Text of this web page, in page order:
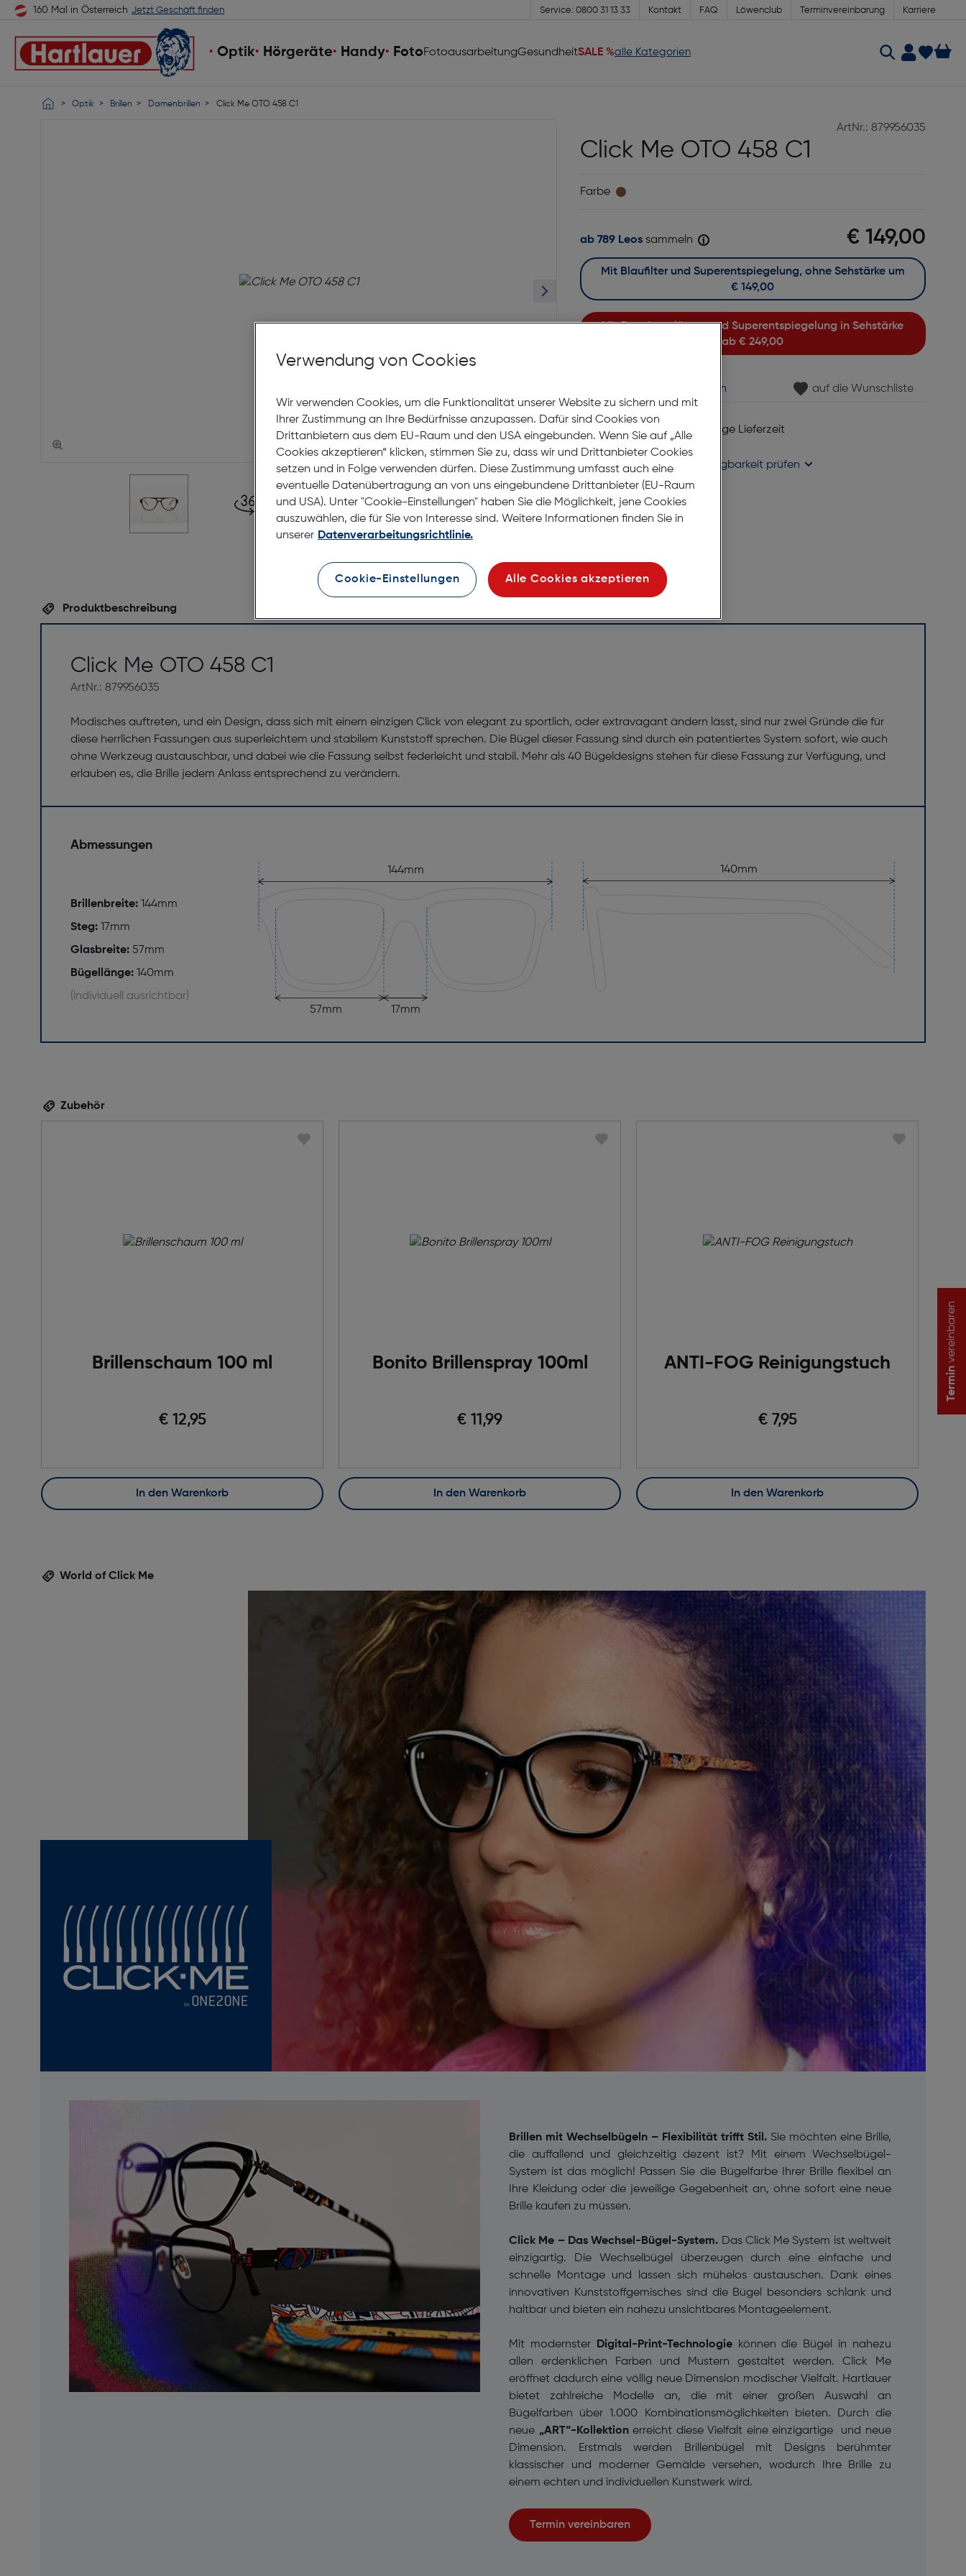
160 Mal in Österreich Jetzt Geschäft finden Service: 0800 31 13 33 Kontakt FAQ Löwenclub Terminvereinbarung Karriere
Optik Hörgeräte Handy FotoFotoausarbeitungGesundheitSALE %alle Kategorien
Optik Brillen Damenbrillen Click Me OTO 458 C1
Online
anprobieren
ArtNr.: 879956035
Click Me OTO 458 C1
Farbe
€ 149,00
ab 789 Leossammeln
Mit Premiumgläsern und Superentspiegelung in Sehstärke
ab€ 249,00
€ 149,00
Jetzt Termin vereinbaren auf die Wunschliste
Lagernd | 6 bis 8 Werktage Lieferzeit
Nach Hause liefern
Selbstabholung in
Verfügbarkeit prüfen
Produktbeschreibung
Click Me OTO 458 C1
ArtNr.: 879956035
Modisches auftreten, und ein Design, dass sich mit einem einzigen Click von elegant zu sportlich, oder extravagant ändern lässt, sind nur zwei Gründe die für
diese herrlichen Fassungen aus superleichtem und stabilem Kunststoff sprechen. Die Bügel dieser Fassung sind durch ein patentiertes System sofort, wie auch
ohne Werkzeug austauschbar, und dabei wie die Fassung selbst federleicht und stabil. Mehr als 40 Bügeldesigns stehen für diese Fassung zur Verfügung, und
erlauben es, die Brille jedem Anlass entsprechend zu verändern.
Abmessungen
Brillenbreite: 144mm
Steg: 17mm
Glasbreite: 57mm
Bügellänge: 140mm
(individuell ausrichtbar)
144mm
17mm
57mm
140mm
Zubehör
Brillenschaum 100 ml
€ 12,95
In den Warenkorb
Bonito Brillenspray 100ml
€ 11,99
In den Warenkorb
ANTI-FOG Reinigungstuch
€ 7,95
In den Warenkorb
World of Click Me
Brillen mit Wechselbügeln – Flexibilität trifft Stil. Sie möchten eine Brille,
die auffallend und gleichzeitig dezent ist? Mit einem Wechselbügel-
System ist das möglich! Passen Sie die Bügelfarbe Ihrer Brille flexibel an
Ihre Kleidung oder die jeweilige Gegebenheit an, ohne sofort eine neue
Brille kaufen zu müssen.
Click Me – Das Wechsel-Bügel-System. Das Click Me System ist weltweit
einzigartig. Die Wechselbügel überzeugen durch eine einfache und
schnelle Montage und lassen sich mühelos austauschen. Dank eines
innovativen Kunststoffgemisches sind die Bügel besonders schlank und
haltbar und bieten ein nahezu unsichtbares Montageelement.
Mit modernster Digital-Print-Technologiekönnen die Bügel in nahezu
allen erdenklichen Farben und Mustern gestaltet werden. Click Me
eröffnet dadurch eine völlig neue Dimension modischer Vielfalt. Hartlauer
bietet zahlreiche Modelle an, die mit einer großen Auswahl an
Bügelfarben über 1.000 Kombinationsmöglichkeiten bieten. Durch die
neue „ART“-Kollektionerreicht diese Vielfalt eine einzigartige und neue
Dimension. Erstmals werden Brillenbügel mit Designs berühmter
klassischer und moderner Gemälde versehen, wodurch Ihre Brille zu
einem echten und individuellen Kunstwerk wird.
Termin vereinbaren
Termin
vereinbaren
Verwendung von Cookies
Wir verwenden Cookies, um die Funktionalität unserer Website zu sichern und mit
Ihrer Zustimmung an Ihre Bedürfnisse anzupassen. Dafür sind Cookies von
Drittanbietern aus dem EU-Raum und den USA eingebunden. Wenn Sie auf „Alle
Cookies akzeptieren“ klicken, stimmen Sie zu, dass wir und Drittanbieter Cookies
setzen und in Folge verwenden dürfen. Diese Zustimmung umfasst auch eine
eventuelle Datenübertragung an von uns eingebundene Drittanbieter (EU-Raum
und USA). Unter "Cookie-Einstellungen" haben Sie die Möglichkeit, jene Cookies
auszuwählen, die für Sie von Interesse sind. Weitere Informationen finden Sie in
unserer Datenverarbeitungsrichtlinie.
Cookie-Einstellungen Alle Cookies akzeptieren